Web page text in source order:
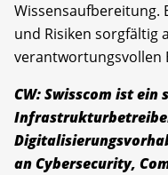
Wissensaufbereitung.
und Risiken sorgfältig
verantwortungsvollen
CW: Swisscom ist
an Cybersecurity,